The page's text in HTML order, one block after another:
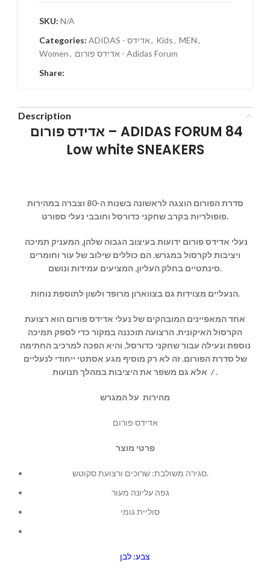
SKU: N/A
Categories:
ADIDAS - אדידס, Kids, MEN,
Women,
אדידס פורום - Adidas Forum
Share:
Description
Low white SNEAKERS
סדרת הפורום הוצגה לראשונה בשנות ה-80 וצברה במהירות
פופולריות בקרב שחקני כדורסל וחובבי נעלי ספורט.
ויציבות לקרסול במגרש. הם כוללים שילוב של עור וחומרים
סינתטיים בחלק העליון, המציעים עמידות ונושם.
הנעליים מצוידות גם בצווארון מרופד ולשון לתוספת נוחות.
אחד המאפיינים המובהקים של נעלי אדידס פורום הוא רצועת
הקרסול האיקונית. הרצועה תוכננה במקור כדי לספק תמיכה
נוספת ונעילה עבור שחקני כדורסל, והיא הפכה למרכיב החתימה
של סדרת הפורום. זה לא רק מוסיף מגע אסתטי ייחודי לנעליים
אלא גם משפר את היציבות במהלך תנועות / .
מהירות על המגרש
אדידס פורום
פרטי מוצר
סגירה משולבת: שרוכים ורצועת סקוטש.
גפה עליונה מעור
סוליית גומי
צבע: לבן